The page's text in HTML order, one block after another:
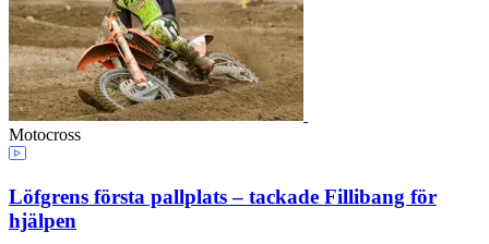
Motocross
Löfgrens första pallplats – tackade Fillibang för
hjälpen